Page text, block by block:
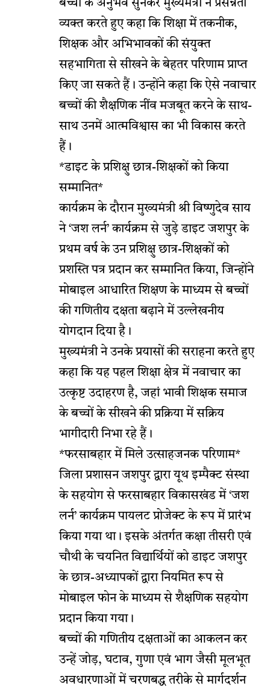
बच्चों के अनुभव सुनकर मुख्यमंत्री ने प्रसन्नता
व्यक्त करते हुए कहा कि शिक्षा में तकनीक,
शिक्षक और अभिभावकों की संयुक्त
सहभागिता से सीखने के बेहतर परिणाम प्राप्त
किए जा सकते हैं। उन्होंने कहा कि ऐसे नवाचार
बच्चों की शैक्षणिक नींव मजबूत करने के साथ-
साथ उनमें आत्मविश्वास का भी विकास करते
हैं।
*डाइट के प्रशिक्षु छात्र-शिक्षकों को किया
सम्मानित*
कार्यक्रम के दौरान मुख्यमंत्री श्री विष्णुदेव साय
ने ‘जश लर्न’ कार्यक्रम से जुड़े डाइट जशपुर के
प्रथम वर्ष के उन प्रशिक्षु छात्र-शिक्षकों को
प्रशस्ति पत्र प्रदान कर सम्मानित किया, जिन्होंने
मोबाइल आधारित शिक्षण के माध्यम से बच्चों
की गणितीय दक्षता बढ़ाने में उल्लेखनीय
योगदान दिया है।
मुख्यमंत्री ने उनके प्रयासों की सराहना करते हुए
कहा कि यह पहल शिक्षा क्षेत्र में नवाचार का
उत्कृष्ट उदाहरण है, जहां भावी शिक्षक समाज
के बच्चों के सीखने की प्रक्रिया में सक्रिय
भागीदारी निभा रहे हैं।
*फरसाबहार में मिले उत्साहजनक परिणाम*
जिला प्रशासन जशपुर द्वारा यूथ इम्पैक्ट संस्था
के सहयोग से फरसाबहार विकासखंड में ‘जश
लर्न’ कार्यक्रम पायलट प्रोजेक्ट के रूप में प्रारंभ
किया गया था। इसके अंतर्गत कक्षा तीसरी एवं
चौथी के चयनित विद्यार्थियों को डाइट जशपुर
के छात्र-अध्यापकों द्वारा नियमित रूप से
मोबाइल फोन के माध्यम से शैक्षणिक सहयोग
प्रदान किया गया।
बच्चों की गणितीय दक्षताओं का आकलन कर
उन्हें जोड़, घटाव, गुणा एवं भाग जैसी मूलभूत
अवधारणाओं में चरणबद्ध तरीके से मार्गदर्शन